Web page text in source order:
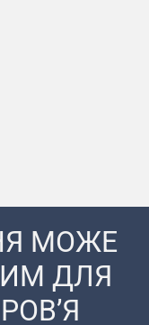
МОЖЕ
ДЛЯ